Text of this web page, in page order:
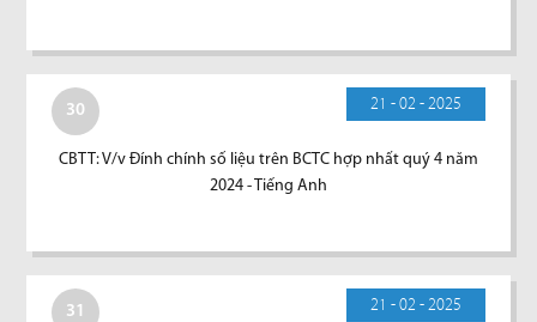
30 21 - 02 - 2025
CBTT: V/v Đính chính số liệu trên BCTC hợp nhất quý 4 năm
2024 - Tiếng Anh
31 21 - 02 - 2025